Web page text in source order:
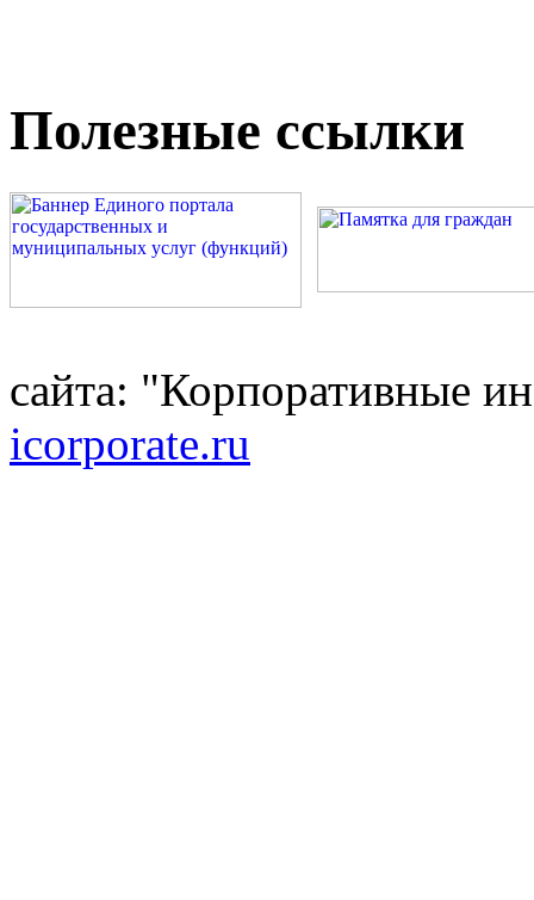
Полезные ссылки
сайта: "Корпоративные
icorporate.ru